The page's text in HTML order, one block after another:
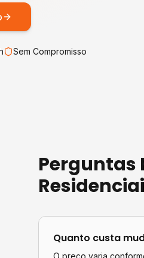
Sem Compromisso
Perguntas
Quanto custa
O preço varia